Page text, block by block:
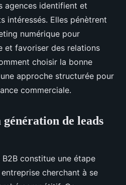
agences identifient et
intéressés. Elles pénètrent
numérique pour
et favoriser des relations
choisir la bonne
approche structurée pour
commerciale.
de leads
constitue une étape
cherchant à se